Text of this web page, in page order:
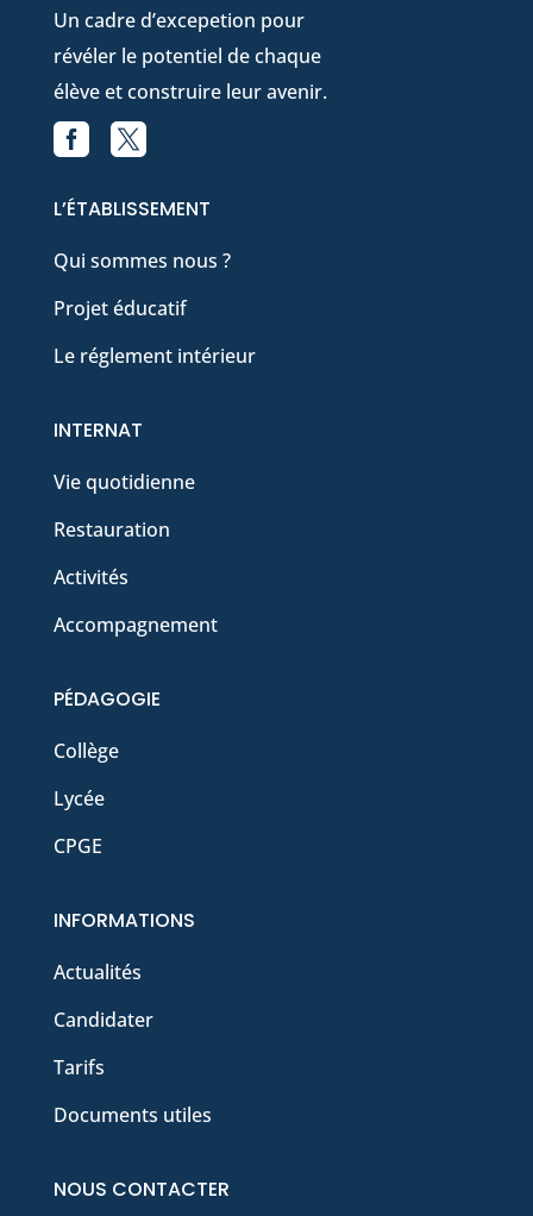
Un cadre d’excepetion pour
révéler le potentiel de chaque
élève et construire leur avenir.
 Facebook

L’ÉTABLISSEMENT
Qui sommes nous ?
Projet éducatif
Le réglement intérieur
INTERNAT
Vie quotidienne
Restauration
Activités
Accompagnement
PÉDAGOGIE
Collège
Lycée
CPGE
INFORMATIONS
Actualités
Candidater
Tarifs
Documents utiles
NOUS CONTACTER